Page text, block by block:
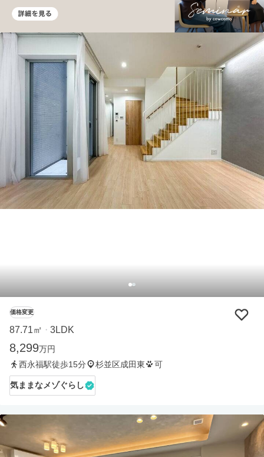
価格変更
87.71㎡ ・ 3LDK
8,299万円
西永福駅徒歩15分
杉並区成田東 可
気ままなメゾぐらし